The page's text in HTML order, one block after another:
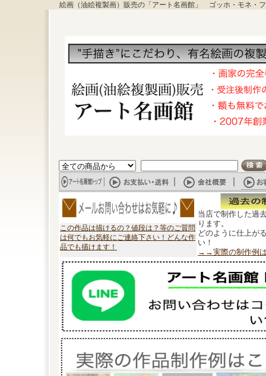
絵画（油絵複製画）販売の「アート名画館」 ゴッホ・モネ・
この作品は描けるの？値段は？等のご質問
は何でもお気軽にご連絡下さい！どんな作
品でも描けます！
当店で制作した過
ります。
どのように仕上が
い！
→→実際の制作例